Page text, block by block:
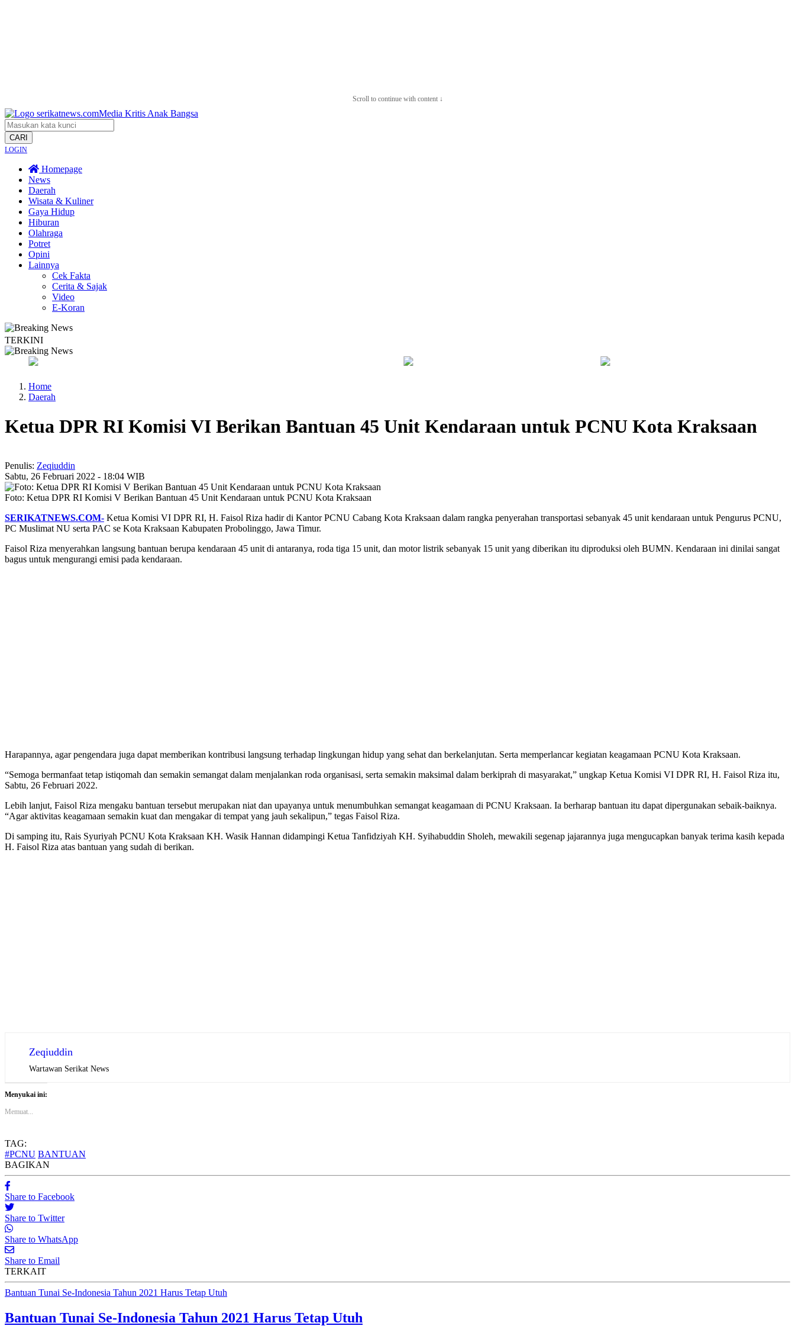
Scroll to continue with content ↓
CARI
LOGIN
Homepage
News
Daerah
Wisata & Kuliner
Gaya Hidup
Hiburan
Olahraga
Potret
Opini
Lainnya
Cek Fakta
Cerita & Sajak
Video
E-Koran
TERKINI
Legislator PKB Kecam Aksi Nirempati Nakes ke Pasien BPJS, Minta Pelaku Diberi Sanksi Tegas Kebakaran Savana Bromo Capai 80 Hektare Bapas Yogyakarta dan Poltek Imipas Evaluasi Program
Home
Daerah
Ketua DPR RI Komisi VI Berikan Bantuan 45 Unit Kendaraan untuk PCNU Kota Kraksaan
Penulis: Zeqiuddin
Sabtu, 26 Februari 2022 - 18:04 WIB
Foto: Ketua DPR RI Komisi V Berikan Bantuan 45 Unit Kendaraan untuk PCNU Kota Kraksaan
SERIKATNEWS.COM- Ketua Komisi VI DPR RI, H. Faisol Riza hadir di Kantor PCNU Cabang Kota Kraksaan dalam rangka penyerahan transportasi sebanyak 45 unit kendaraan untuk Pengurus PCNU,
PC Muslimat NU serta PAC se Kota Kraksaan Kabupaten Probolinggo, Jawa Timur.
Faisol Riza menyerahkan langsung bantuan berupa kendaraan 45 unit di antaranya, roda tiga 15 unit, dan motor listrik sebanyak 15 unit yang diberikan itu diproduksi oleh BUMN. Kendaraan ini dinilai sangat
bagus untuk mengurangi emisi pada kendaraan.
Harapannya, agar pengendara juga dapat memberikan kontribusi langsung terhadap lingkungan hidup yang sehat dan berkelanjutan. Serta memperlancar kegiatan keagamaan PCNU Kota Kraksaan.
“Semoga bermanfaat tetap istiqomah dan semakin semangat dalam menjalankan roda organisasi, serta semakin maksimal dalam berkiprah di masyarakat,” ungkap Ketua Komisi VI DPR RI, H. Faisol Riza itu,
Sabtu, 26 Februari 2022.
Lebih lanjut, Faisol Riza mengaku bantuan tersebut merupakan niat dan upayanya untuk menumbuhkan semangat keagamaan di PCNU Kraksaan. Ia berharap bantuan itu dapat dipergunakan sebaik-baiknya.
“Agar aktivitas keagamaan semakin kuat dan mengakar di tempat yang jauh sekalipun,” tegas Faisol Riza.
Di samping itu, Rais Syuriyah PCNU Kota Kraksaan KH. Wasik Hannan didampingi Ketua Tanfidziyah KH. Syihabuddin Sholeh, mewakili segenap jajarannya juga mengucapkan banyak terima kasih kepada
H. Faisol Riza atas bantuan yang sudah di berikan.
Zeqiuddin
Wartawan Serikat News
Menyukai ini:
Memuat...
TAG:
#PCNU BANTUAN
BAGIKAN
Share to Facebook
Share to Twitter
Share to WhatsApp
Share to Email
TERKAIT
Bantuan Tunai Se-Indonesia Tahun 2021 Harus Tetap Utuh
Bantuan Tunai Se-Indonesia Tahun 2021 Harus Tetap Utuh